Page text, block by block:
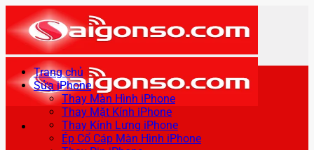
qua
nội
dung
Trang chủ
Sửa iPhone
Thay Màn Hình iPhone
Thay Mặt Kính iPhone
Thay Kính Lưng iPhone
Ép Cổ Cáp Màn Hình iPhone